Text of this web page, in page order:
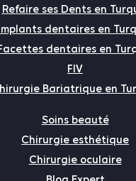
Refaire ses Dents en
dentaires en
dentaires en
FIV
Bariatrique en
Soins beauté
Chirurgie esthétique
Chirurgie oculaire